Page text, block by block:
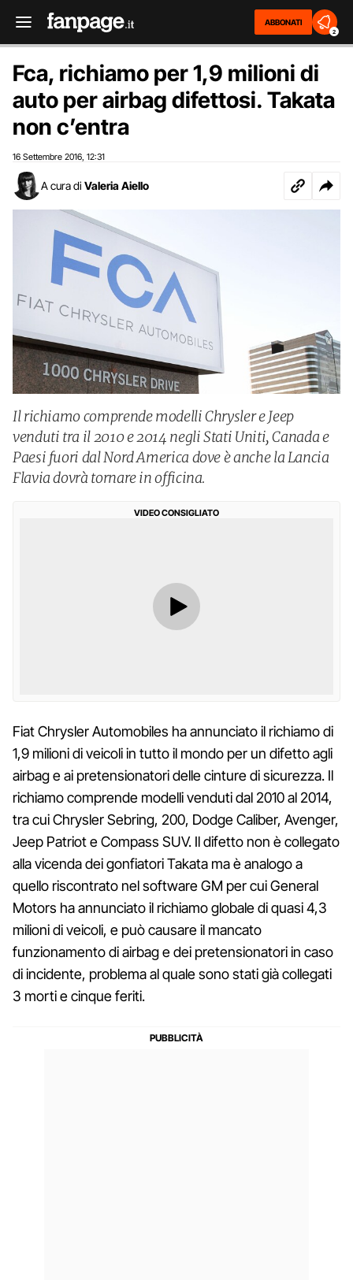
ABBONATI
2
Fca, richiamo per 1,9 milioni di
auto per airbag difettosi. Takata
non c’entra
16 Settembre 2016 12:31
A cura di Valeria Aiello
Il richiamo comprende modelli Chrysler e Jeep
venduti tra il 2010 e 2014 negli Stati Uniti, Canada e
Paesi fuori dal Nord America dove è anche la Lancia
Flavia dovrà tornare in officina.
VIDEO CONSIGLIATO
Fiat Chrysler Automobiles ha annunciato il richiamo di
1,9 milioni di veicoli in tutto il mondo per un difetto agli
airbag e ai pretensionatori delle cinture di sicurezza. Il
richiamo comprende modelli venduti dal 2010 al 2014,
tra cui Chrysler Sebring, 200, Dodge Caliber, Avenger,
Jeep Patriot e Compass SUV. Il difetto non è collegato
alla vicenda dei gonfiatori Takata ma è analogo a
quello riscontrato nel software GM per cui General
Motors ha annunciato il richiamo globale di quasi 4,3
milioni di veicoli, e può causare il mancato
funzionamento di airbag e dei pretensionatori in caso
di incidente, problema al quale sono stati già collegati
3 morti e cinque feriti.